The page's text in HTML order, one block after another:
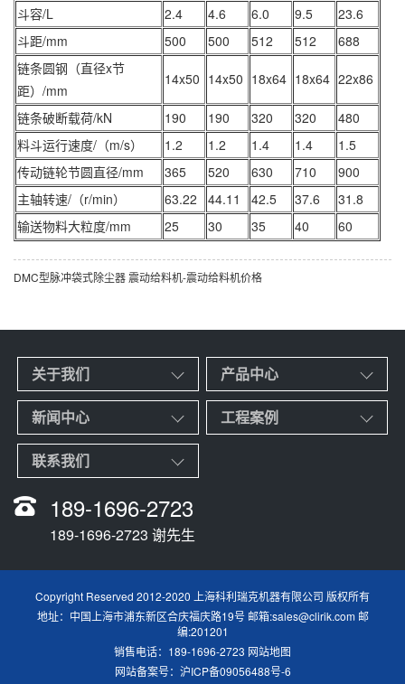
斗容/L
2.4 4.6 6.0 9.5
23.6
斗距/mm
500 500 512 512
688
链条圆钢（直径x节
距）/mm
14x50 14x50 18x64 18x64 22x86
链条破断载荷/kN 190 190 320 320
480
料斗运行速度/（m/s）
1.2 1.2 1.4 1.4
1.5
传动链轮节圆直径/mm
365 520 630 710
900
主轴转速/（r/min）
63.22 44.11 42.5 37.6
31.8
输送物料大粒度/mm
25 30 35 40 60
DMC型脉冲袋式除尘器 震动给料机-震动给料机价格
关于我们 产品中心
新闻中心 工程案例
联系我们
189-1696-2723
189-1696-2723 谢先生
Copyright Reserved 2012-2020 上海科利瑞克机器有限公司 版权所有
地址：中国上海市浦东新区合庆福庆路19号 邮箱:sales@clirik.com 邮
编:201201
销售电话：189-1696-2723 网站地图
网站备案号： 沪ICP备09056488号-6